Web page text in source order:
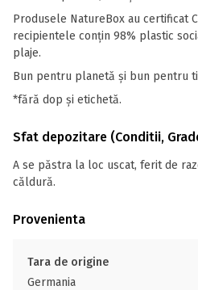
Produsele NatureBox au certificat
recipientele conțin 98% plastic
plaje.
Bun pentru planetă și bun pentru
*fără dop și etichetă.
Sfat depozitare (Conditii,
A se păstra la loc uscat, ferit de
căldură.
Provenienta
Tara de origine
Germania